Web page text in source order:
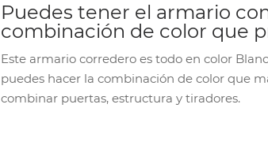
Puedes tener el armario
combinación de color que
Este armario corredero es todo en color
puedes hacer la combinación de color que
combinar puertas, estructura y tiradores.